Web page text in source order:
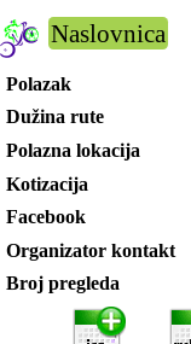
Naslovnica
Polazak
Dužina rute
Polazna lokacija
Kotizacija
Facebook
Organizator kontakt
Broj pregleda